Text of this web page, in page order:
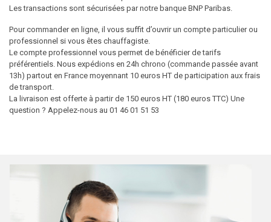
Les transactions sont sécurisées par notre banque BNP Paribas.
Pour commander en ligne, il vous suffit d’ouvrir un compte particulier ou
professionnel si vous êtes chauffagiste.
Le compte professionnel vous permet de bénéficier de tarifs
préférentiels. Nous expédions en 24h chrono (commande passée avant
13h) partout en France moyennant 10 euros HT de participation aux frais
de transport.
La livraison est offerte à partir de 150 euros HT (180 euros TTC) Une
question ? Appelez-nous au 01 46 01 51 53